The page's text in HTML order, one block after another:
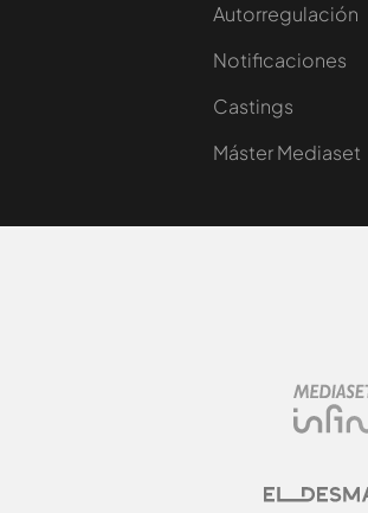
Autorregulación
Notificaciones
Castings
Máster Mediaset